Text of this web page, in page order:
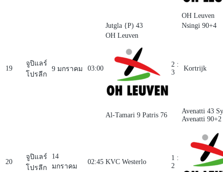
OH Leuven
Jutgla {P) 43
Nsingi 90+4
19
จูปิแลร์
โปรลีก
9 มกราคม 03:00
OH Leuven
2 :
3
Kortrijk
Al-Tamari 9 Patris 76
Avenatti 43
Avenatti 90+2
20
จูปิแลร์
โปรลีก
14
มกราคม
02:45 KVC Westerlo
1 :
2